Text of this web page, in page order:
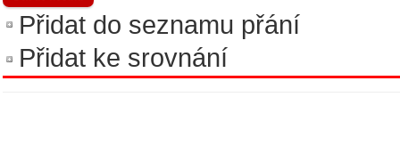
Přidat do seznamu přání
Přidat ke srovnání